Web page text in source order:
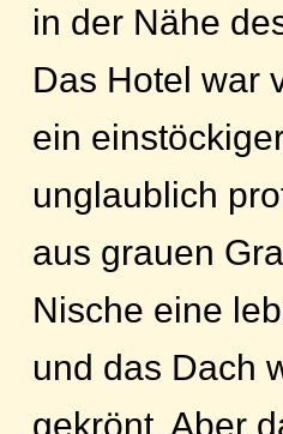
in der Nähe
Das Hotel war
ein
unglaublich
aus grauen
Nische eine
und das Dach
gekrönt. Aber